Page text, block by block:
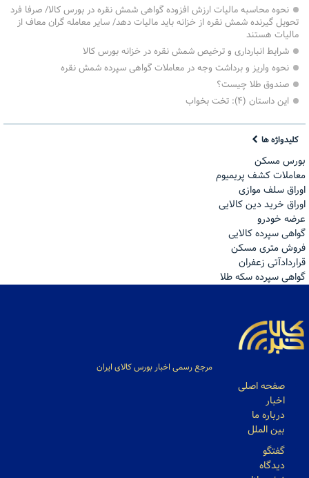
نحوه محاسبه مالیات ارزش افزوده گواهی شمش نقره در بورس کالا/ صرفا فرد
تحویل گیرنده شمش نقره از خزانه باید مالیات دهد/ سایر معامله گران معاف از
مالیات هستند
شرایط انبارداری و ترخیص شمش نقره در خزانه بورس کالا
نحوه واریز و برداشت وجه در معاملات گواهی سپرده شمش نقره
صندوق طلا چیست؟
این داستان (۴): تخت بخواب
کلیدواژه ها
بورس مسکن
معاملات کشف پریمیوم
اوراق سلف موازی
اوراق خرید دین کالایی
عرضه خودرو
گواهی سپرده کالایی
فروش مترى مسكن
قراردادآتی زعفران
گواهی سپرده سکه طلا
مرجع رسمی اخبار بورس کالای ایران
صفحه اصلی
اخبار
درباره ما
بین الملل
گفتگو
دیدگاه